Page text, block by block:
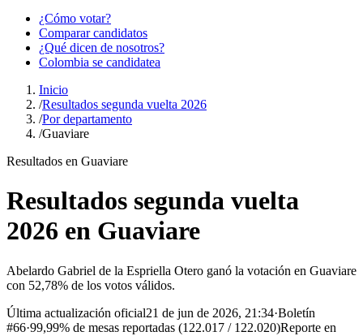
¿Cómo votar?
Comparar candidatos
¿Qué dicen de nosotros?
Colombia se candidatea
Inicio
/Resultados segunda vuelta 2026
/Por departamento
/Guaviare
Resultados en Guaviare
Resultados segunda vuelta
2026 en Guaviare
Abelardo Gabriel de la Espriella Otero ganó la votación en Guaviare
con 52,78% de los votos válidos.
Última actualización oficial21 de jun de 2026, 21:34·Boletín
#66·99,99% de mesas reportadas (122.017 / 122.020)Reporte en